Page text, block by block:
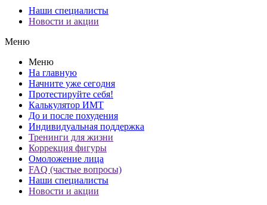
Наши специалисты
Новости и акции
Меню
Меню
На главную
Начните уже сегодня
Протестируйте себя!
Калькулятор ИМТ
До и после похудения
Индивидуальная поддержка
Тренинги для жизни
Коррекция фигуры
Омоложение лица
FAQ (частые вопросы)
Наши специалисты
Новости и акции